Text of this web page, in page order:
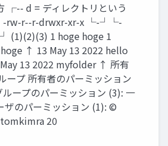
┌-- d = ディレクトリという
-rw-r--r-drwxr-xr-x └-┘└-
1 hoge hoge 1
↑ 13 May 13 2022 hello
13 2022 myfolder ↑ 所有
ープ 所有者のパーミッション
ループのパーミッション (3): 一
ザのパーミッション (1): ©︎
20